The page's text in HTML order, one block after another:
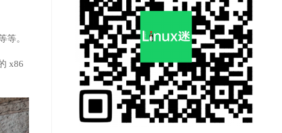
等。
x86